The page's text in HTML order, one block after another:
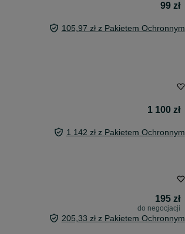
99 zł
105,97 zł z Pakietem Ochronnym
1 100 zł
1 142 zł z Pakietem Ochronnym
195 zł
do negocjacji
205,33 zł z Pakietem Ochronnym